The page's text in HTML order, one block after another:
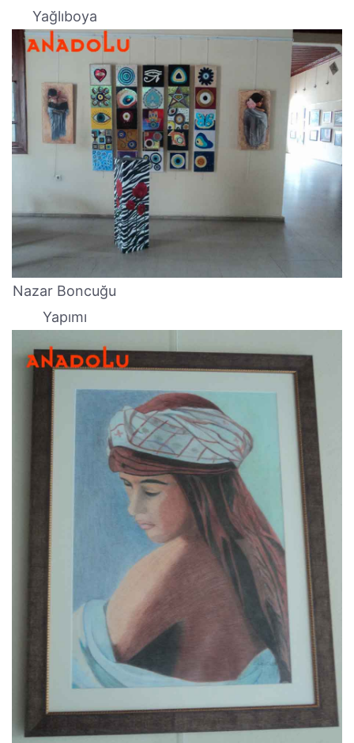
Yağlıboya
Nazar Boncuğu
Yapımı